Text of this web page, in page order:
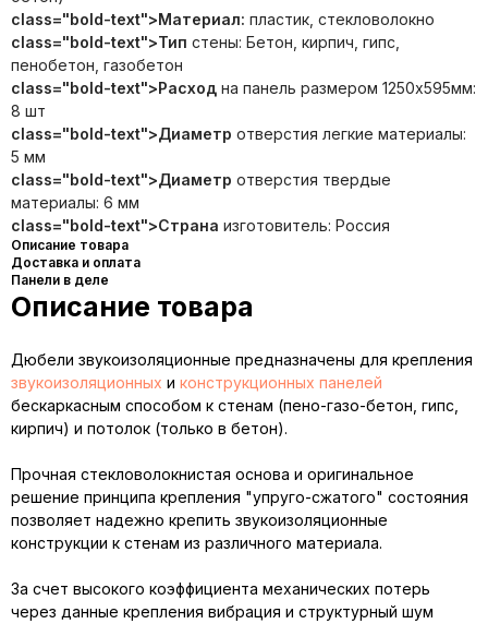
class="bold-text">Материал: пластик, стекловолокно
class="bold-text">Тип стены: Бетон, кирпич, гипс,
пенобетон, газобетон
class="bold-text">Расход на панель размером 1250х595мм:
8 шт
class="bold-text">Диаметр отверстия легкие материалы:
5 мм
class="bold-text">Диаметр отверстия твердые
материалы: 6 мм
class="bold-text">Страна изготовитель: Россия
Описание товара
Доставка и оплата
Панели в деле
Описание товара
Дюбели звукоизоляционные предназначены для крепления
звукоизоляционных и конструкционных панелей
бескаркасным способом к стенам (пено-газо-бетон, гипс,
кирпич) и потолок (только в бетон).
Прочная стекловолокнистая основа и оригинальное
решение принципа крепления "упруго-сжатого" состояния
позволяет надежно крепить звукоизоляционные
конструкции к стенам из различного материала.
За счет высокого коэффициента механических потерь
через данные крепления вибрация и структурный шум